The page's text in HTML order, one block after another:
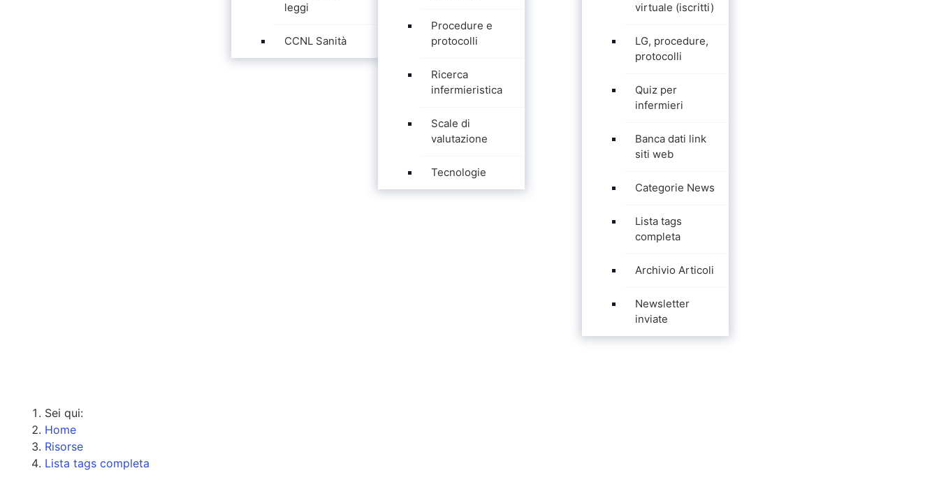
leggi
CCNL Sanità
Procedure e
protocolli
Ricerca
infermieristica
Scale di
valutazione
Tecnologie
virtuale (iscritti)
LG, procedure,
protocolli
Quiz per
infermieri
Banca dati link
siti web
Categorie News
Lista tags
completa
Archivio Articoli
Newsletter
inviate
Sei qui:
Home
Risorse
Lista tags completa